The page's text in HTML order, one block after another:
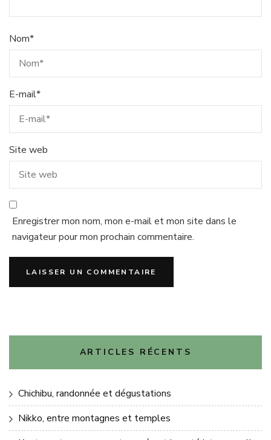
Nom*
E-mail*
Site web
Enregistrer mon nom, mon e-mail et mon site dans le
navigateur pour mon prochain commentaire.
ARTICLES RÉCENTS
Chichibu, randonnée et dégustations
Nikko, entre montagnes et temples